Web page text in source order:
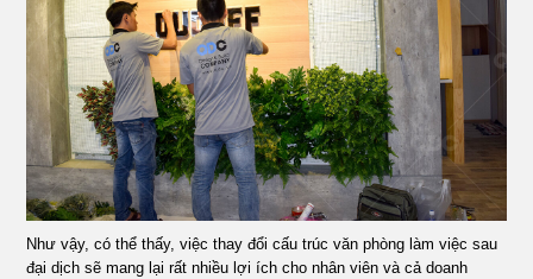
Như vậy, có thể thấy, việc thay đổi cấu trúc văn phòng làm việc sau
đại dịch sẽ mang lại rất nhiều lợi ích cho nhân viên và cả doanh